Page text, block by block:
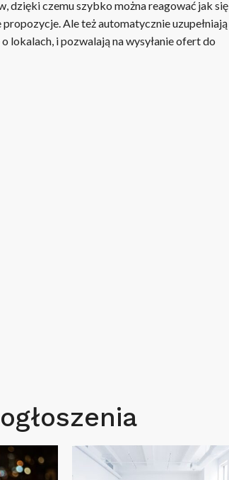
dzięki czemu szybko można reagować jak się
Ale też automatycznie uzupełniają
lokalach, i pozwalają na wysyłanie ofert do